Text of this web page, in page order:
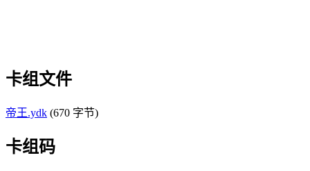
卡组文件
帝王.ydk (670 字节)
卡组码